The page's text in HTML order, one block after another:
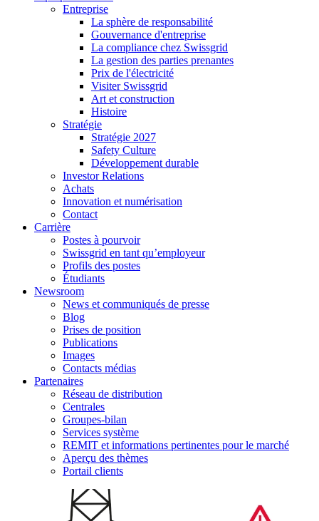
Entreprise
La sphère de responsabilité
Gouvernance d'entreprise
La compliance chez Swissgrid
La gestion des parties prenantes
Prix de l'électricité
Visiter Swissgrid
Art et construction
Histoire
Stratégie
Stratégie 2027
Safety Culture
Développement durable
Investor Relations
Achats
Innovation et numérisation
Contact
Carrière
Postes à pourvoir
Swissgrid en tant qu’employeur
Profils des postes
Étudiants
Newsroom
News et communiqués de presse
Blog
Prises de position
Publications
Images
Contacts médias
Partenaires
Réseau de distribution
Centrales
Groupes-bilan
Services système
REMIT et informations pertinentes pour le marché
Aperçu des thèmes
Portail clients